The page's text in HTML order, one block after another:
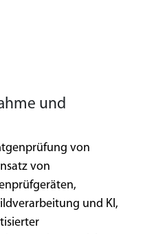
und
von
von
und KI,